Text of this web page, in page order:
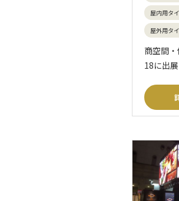
屋内用タ
屋外用タ
商空間
18に出展